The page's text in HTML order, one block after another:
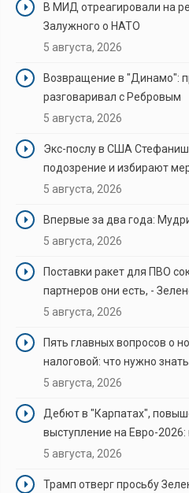
В МИД отреагировали на
Залужного о НАТО
5 августа, 2026
Возвращение в "Динамо":
разговаривал с Ребровым
5 августа, 2026
Экс-послу в США
подозрение и избирают
5 августа, 2026
Впервые за два года:
5 августа, 2026
Поставки ракет для ПВО
партнеров они есть, -
5 августа, 2026
Пять главных вопросов о
налоговой: что нужно
5 августа, 2026
Дебют в "Карпатах",
выступление на Евро-
5 августа, 2026
Трамп отверг просьбу